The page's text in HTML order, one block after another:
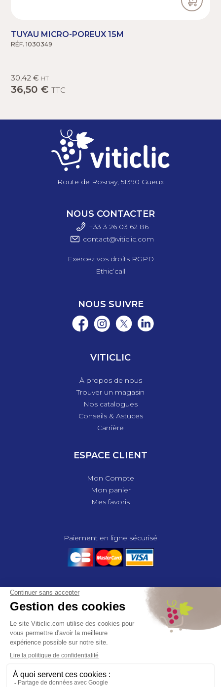
TUYAU MICRO-POREUX 15M
RÉF. 1030349
30,42 € HT
36,50 € TTC
Route de Rosnay, 51390 Gueux
NOUS CONTACTER
+33 3 26 03 62 86
contact@viticlic.com
Exercez vos droits RGPD
Ethic’call
NOUS SUIVRE
VITICLIC
À propos de nous
Trouver un magasin
Nos catalogues
Conseils & Astuces
Carrière
ESPACE CLIENT
Mon Compte
Mon panier
Mes favoris
Paiement en ligne sécurisé
© 2025 - GROUPE COMPAS, TOUS DROITS RÉSERVÉS.
MENTIONS LÉGALES
CGV
POLITIQUE DE CONFIDENTIALITÉ
COMPAS, à travers ses métiers de négociant et distributeur répond aux
horticulteurs, dans le domaine des espaces verts, des collectivités et des
particuliers. Le service développement de COMPAS travaille en